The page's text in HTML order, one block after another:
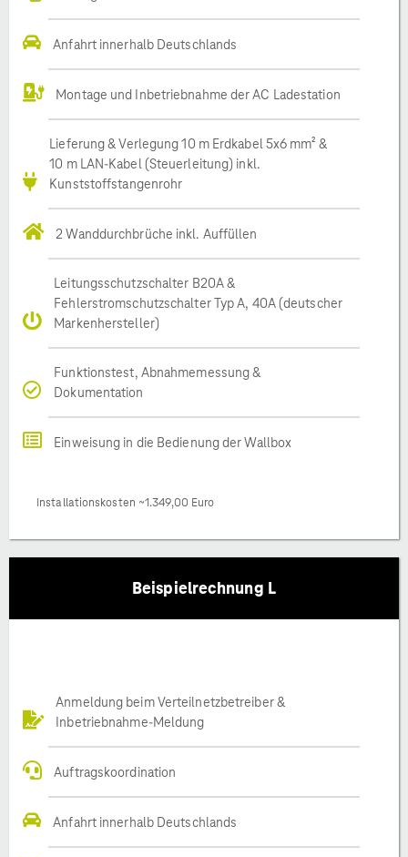
Anfahrt innerhalb Deutschlands
Montage und Inbetriebnahme der AC Ladestation
Lieferung & Verlegung 10 m Erdkabel 5x6 mm² &
10 m LAN-Kabel (Steuerleitung) inkl.
Kunststoffstangenrohr
2 Wanddurchbrüche inkl. Auffüllen
Leitungsschutzschalter B20A &
Fehlerstromschutzschalter Typ A, 40A (deutscher
Markenhersteller)
Funktionstest, Abnahmemessung &
Dokumentation
Einweisung in die Bedienung der Wallbox
Installationskosten ~1.349,00 Euro
Beispielrechnung L
Anmeldung beim Verteilnetzbetreiber &
Inbetriebnahme-Meldung
Auftragskoordination
Anfahrt innerhalb Deutschlands